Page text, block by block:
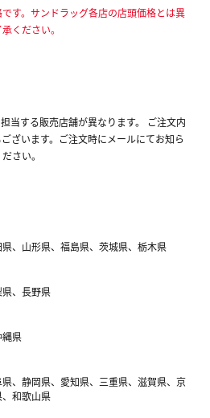
す。サンドラッグ各店の店頭価格とは異
ください。
当する販売店舗が異なります。 ご注文内
ざいます。ご注文時にメールにてお知ら
さい。
、山形県、福島県、茨城県、栃木県
、長野県
縄県
、静岡県、愛知県、三重県、滋賀県、京
和歌山県